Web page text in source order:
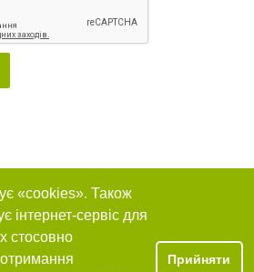
«cookies». Також
інтернет-сервіс для
стосовно
отримання
Прийняти